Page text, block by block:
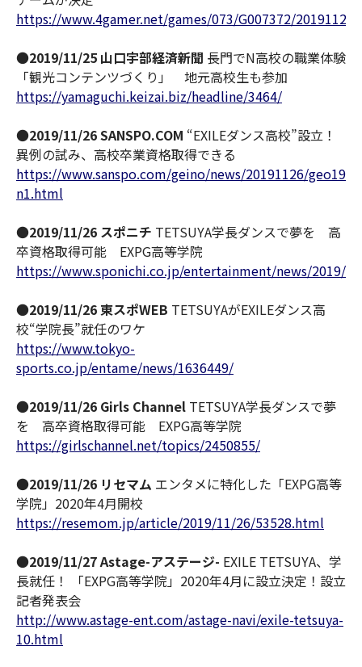
https://www.4gamer.net/games/073/G007372/
●2019/11/25 山口宇部経済新聞 長門でN高校の職業体験
「観光コンテンツづくり」 地元高校生も参加
https://yamaguchi.keizai.biz/headline/3464/
●2019/11/26 SANSPO.COM “EXILEダンス高校”設立！
異例の試み、高校卒業資格取得できる
https://www.sanspo.com/geino/news/20191126/
n1.html
●2019/11/26 スポニチ TETSUYA学長ダンスで夢を 高
卒資格取得可能 EXPG高等学院
https://www.sponichi.co.jp/entertainment/news/2019/
●2019/11/26 東スポWEB TETSUYAがEXILEダンス高
校“学院長”就任のワケ
https://www.tokyo-
sports.co.jp/entame/news/1636449/
●2019/11/26 Girls Channel TETSUYA学長ダンスで夢
を 高卒資格取得可能 EXPG高等学院
https://girlschannel.net/topics/2450855/
●2019/11/26 リセマム エンタメに特化した「EXPG高等
学院」2020年4月開校
https://resemom.jp/article/2019/11/26/53528.html
●2019/11/27 Astage-アステージ- EXILE TETSUYA、学
長就任！ 「EXPG高等学院」2020年4月に設立決定！設立
記者発表会
http://www.astage-ent.com/astage-navi/exile-tetsuya-
10.html